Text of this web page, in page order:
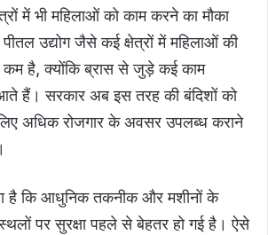
में भी महिलाओं को काम करने का मौका
पीतल उद्योग जैसे कई क्षेत्रों में महिलाओं की
कम है, क्योंकि ब्रास से जुड़े कई काम
हैं। सरकार अब इस तरह की बंदिशों को
अधिक रोजगार के अवसर उपलब्ध कराने
है कि आधुनिक तकनीक और मशीनों के
पर सुरक्षा पहले से बेहतर हो गई है। ऐसे